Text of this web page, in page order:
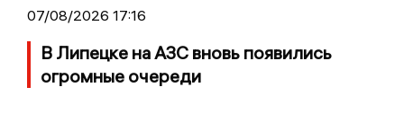
07/08/2026 17:16
В Липецке на АЗС вновь появились
огромные очереди